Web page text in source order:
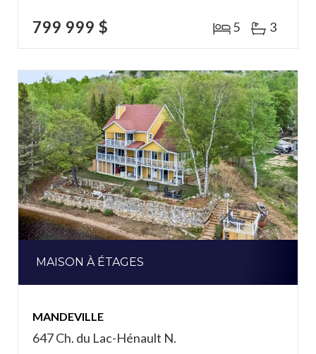
799 999 $ 5 3
MAISON À ÉTAGES
MANDEVILLE
647 Ch. du Lac-Hénault N.